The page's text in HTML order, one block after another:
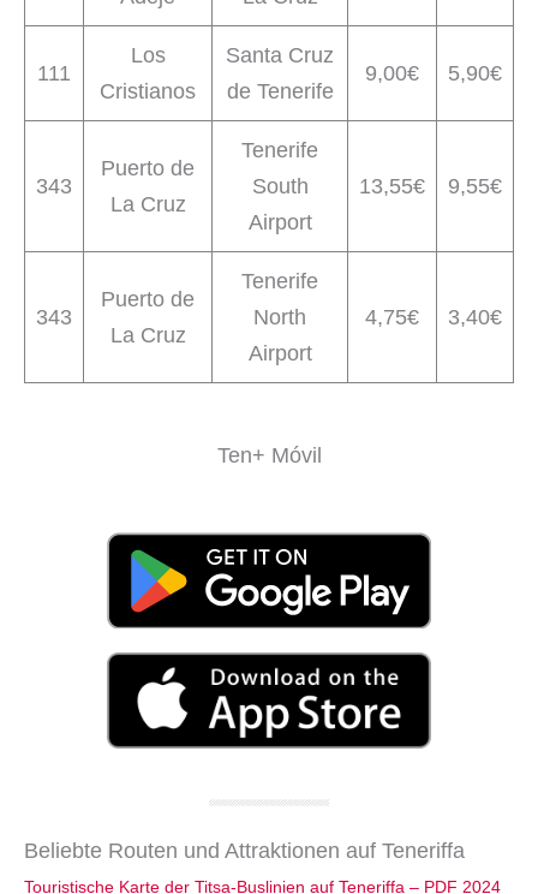
111
Los
Cristianos
Santa Cruz
de Tenerife
9,00€ 5,90€
343
Puerto de
La Cruz
Tenerife
South
Airport
13,55€ 9,55€
343
Puerto de
La Cruz
Tenerife
North
Airport
4,75€ 3,40€
Ten+ Móvil
Beliebte Routen und Attraktionen auf Teneriffa
Touristische Karte der Titsa-Buslinien auf Teneriffa – PDF 2024